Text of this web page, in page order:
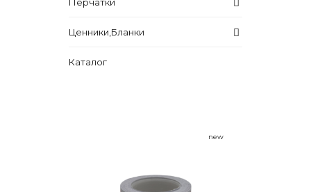
Перчатки
Ценники,Бланки
Каталог
new